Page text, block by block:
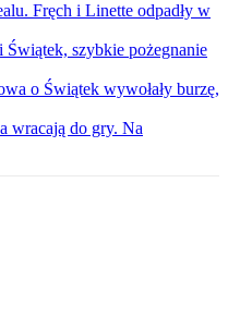
Fręch i Linette odpadły w
szybkie pożegnanie
o Świątek wywołały burzę,
wracają do gry. Na